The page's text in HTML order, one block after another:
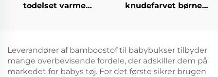
todelset varme
knudefarvet børne
Leverandører af bamboostof til babybukser tilbyder
mange overbevisende fordele, der adskiller dem på
markedet for babys tøj. For det første sikrer brugen